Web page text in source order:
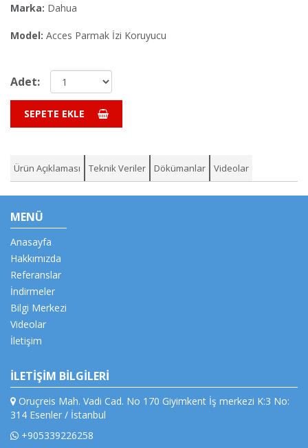
Marka: Dahua
Model: Acces Parmak İzi Koruyucu
Adet:
SEPETE EKLE
Ürün Açıklaması Teknik Veriler Dökümanlar Videolar
MENÜ
Anasayfa
Hakkımızda
Referanslar
İndirmeler
Bilgi Merkezi
Videolar
İletişim
İLETİŞİM BİLGİLERİ
Oruçreis Mah. Vadi Cad. No 170 Giyimkent İş merkezi K:3 No:
314 Esenler / İstanbul
+905339226258